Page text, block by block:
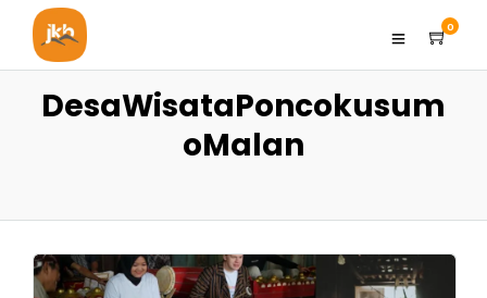
0
DesaWisataPoncokusum
oMalan